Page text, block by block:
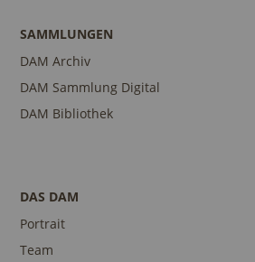
SAMMLUNGEN
DAM Archiv
DAM Sammlung Digital
DAM Bibliothek
DAS DAM
Portrait
Team